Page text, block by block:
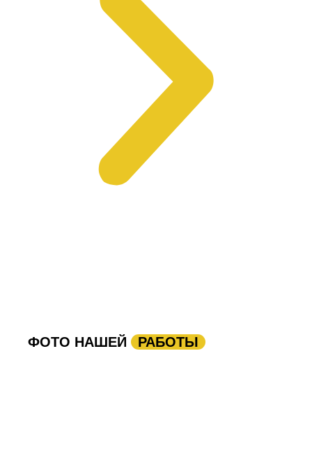
ФОТО НАШЕЙ РАБОТЫ